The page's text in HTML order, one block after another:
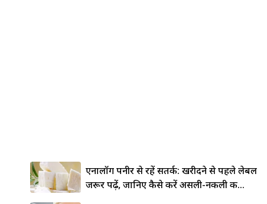
एनालॉग पनीर से रहें सतर्क: खरीदने से पहले लेबल
जरूर पढ़ें, जानिए कैसे करें असली-नकली की...